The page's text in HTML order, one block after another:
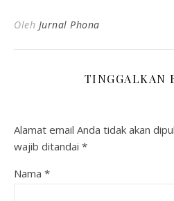
Oleh Jurnal Phona
TINGGALKAN
Alamat email Anda tidak akan
wajib ditandai *
Nama *